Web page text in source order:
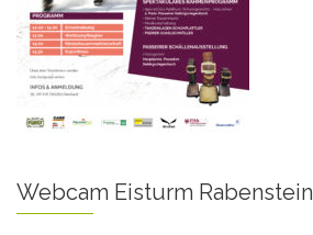
Webcam Eisturm Rabenstein